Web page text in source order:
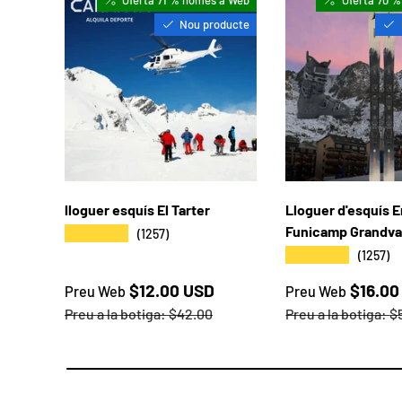
Nou producte
lloguer esquís El Tarter
(1257)
Preu web
Preu Web $12.00 USD
Preu a la botiga
Preu a la botiga:$42.00
Lloguer d'esquís
Funicamp
(1257)
Preu web
Preu Web $16.00
Preu a la botiga
Preu a la botiga: